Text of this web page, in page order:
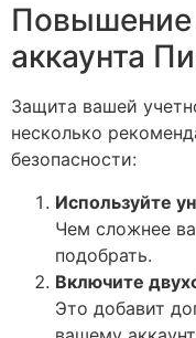
Повышение
аккаунта
Защита вашей
несколько
безопасности:
Используйте
Чем сложнее
подобрать.
Включите
Это добавит